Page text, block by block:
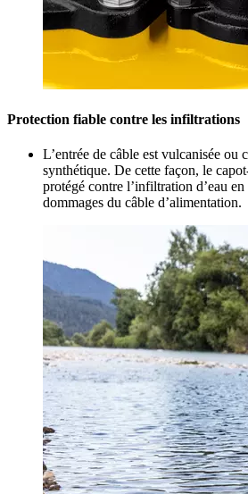
Protection fiable contre les infiltrations
L’entrée de câble est vulcanisée ou
synthétique. De cette façon, le
protégé contre l’infiltration d’eau en
dommages du câble d’alimentation.